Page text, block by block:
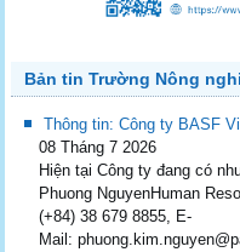
Bản tin Trường Nông
Thông tin: Công ty BASF
08 Tháng 7 2026
Hiện tại Công ty đang có
Phuong NguyenHuman
(+84) 38 679 8855, E-
Mail: